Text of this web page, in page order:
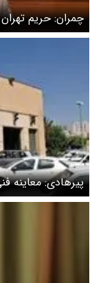
چمران: حریم
پیرهادی: معاینه
آلودگی تهران را